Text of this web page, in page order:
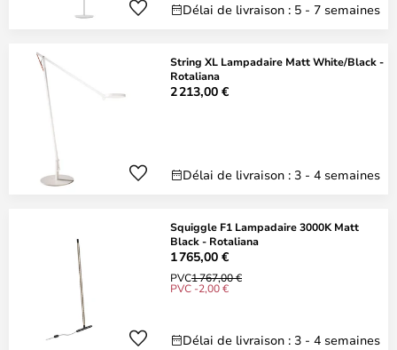
Délai de livraison : 5 - 7 semaines
String XL Lampadaire Matt White/Black -
Rotaliana
2 213,00 €
Délai de livraison : 3 - 4 semaines
Squiggle F1 Lampadaire 3000K Matt
Black - Rotaliana
1 765,00 €
PVC1 767,00 €
PVC -2,00 €
Délai de livraison : 3 - 4 semaines